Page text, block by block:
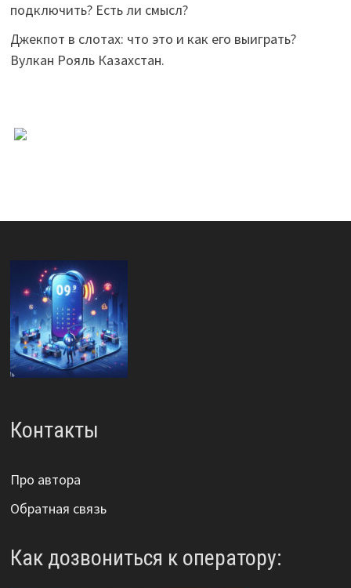
подключить? Есть ли смысл?
Джекпот в слотах: что это и как его выиграть?
Вулкан Рояль Казахстан.
Контакты
Про автора
Обратная связь
Как дозвониться к оператору: